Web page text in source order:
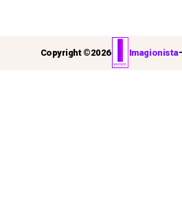
Copyright ©2026 Imagionista